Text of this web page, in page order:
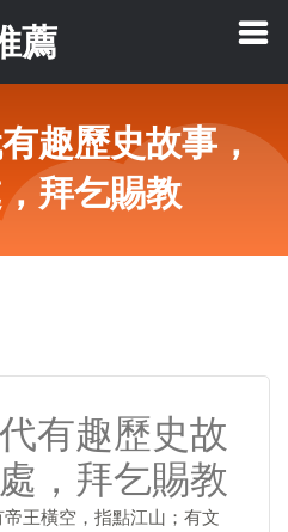
薦
趣歷史故事，
拜乞賜教
有趣歷史故
，拜乞賜教
王橫空，指點江山；有文